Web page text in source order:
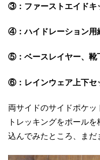
③：ファーストエイドキ
④：ハイドレーション用
⑤：ベースレイヤー、靴
⑥：レインウェア上下セ
両サイドのサイドポケ
トレッキングをポール
込んでみたところ、まだ